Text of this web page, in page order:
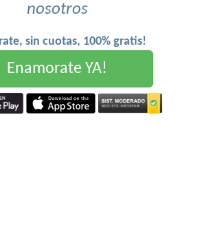
nosotros
sin cuotas, 100% gratis!
Enamorate YA!